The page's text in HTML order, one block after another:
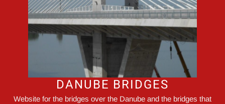
DANUBE BRIDGES
Website for the bridges over the Danube and the bridges that